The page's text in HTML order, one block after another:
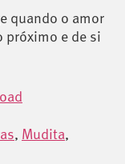
quando o amor
próximo e de si
, Mudita,